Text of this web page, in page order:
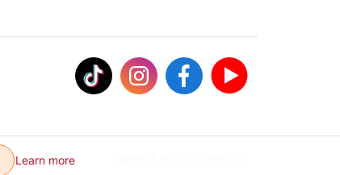
Learn more